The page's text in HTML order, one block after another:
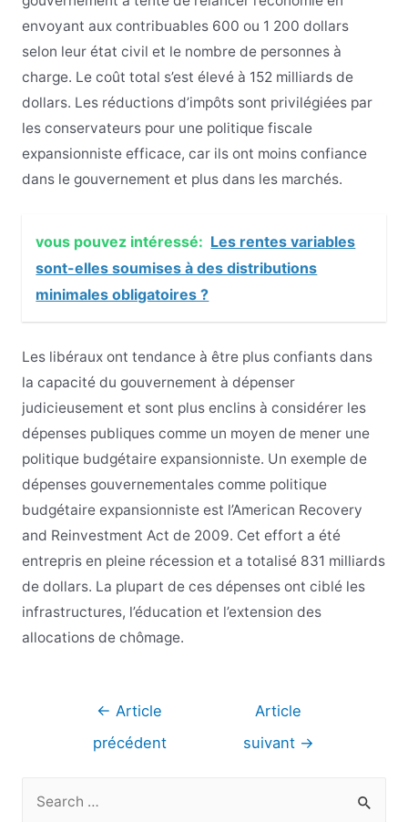
envoyant aux contribuables 600 ou 1 200 dollars
selon leur état civil et le nombre de personnes à
charge. Le coût total s’est élevé à 152 milliards de
dollars. Les réductions d’impôts sont privilégiées par
les conservateurs pour une politique fiscale
expansionniste efficace, car ils ont moins confiance
dans le gouvernement et plus dans les marchés.
vous pouvez intéressé: Les rentes variables
sont-elles soumises à des distributions
minimales obligatoires ?
Les libéraux ont tendance à être plus confiants dans
la capacité du gouvernement à dépenser
judicieusement et sont plus enclins à considérer les
dépenses publiques comme un moyen de mener une
politique budgétaire expansionniste. Un exemple de
dépenses gouvernementales comme politique
budgétaire expansionniste est l’American Recovery
and Reinvestment Act de 2009. Cet effort a été
entrepris en pleine récession et a totalisé 831 milliards
de dollars. La plupart de ces dépenses ont ciblé les
infrastructures, l’éducation et l’extension des
allocations de chômage.
Navigation
l’article
← Article
précédent
Article
suivant →